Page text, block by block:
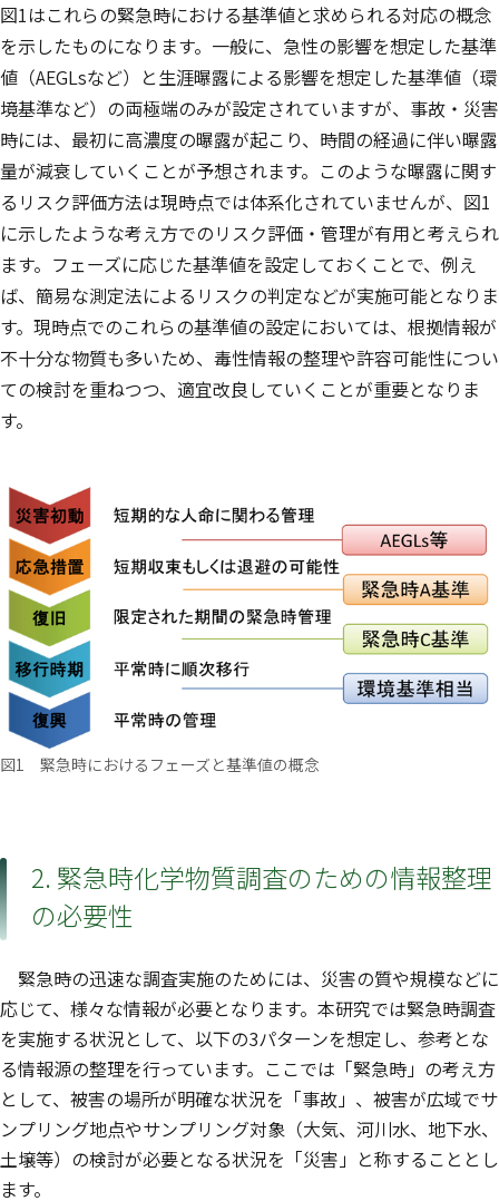
図1はこれらの緊急時における基準値と求められる対応の概念
を示したものになります。一般に、急性の影響を想定した基準
値（AEGLsなど）と生涯曝露による影響を想定した基準値（環
境基準など）の両極端のみが設定されていますが、事故・災害
時には、最初に高濃度の曝露が起こり、時間の経過に伴い曝露
量が減衰していくことが予想されます。このような曝露に関す
るリスク評価方法は現時点では体系化されていませんが、図1
に示したような考え方でのリスク評価・管理が有用と考えられ
ます。フェーズに応じた基準値を設定しておくことで、例え
ば、簡易な測定法によるリスクの判定などが実施可能となりま
す。現時点でのこれらの基準値の設定においては、根拠情報が
不十分な物質も多いため、毒性情報の整理や許容可能性につい
ての検討を重ねつつ、適宜改良していくことが重要となりま
す。
図1 緊急時におけるフェーズと基準値の概念
2. 緊急時化学物質調査のための情報整理
の必要性
緊急時の迅速な調査実施のためには、災害の質や規模などに
応じて、様々な情報が必要となります。本研究では緊急時調査
を実施する状況として、以下の3パターンを想定し、参考とな
る情報源の整理を行っています。ここでは「緊急時」の考え方
として、被害の場所が明確な状況を「事故」、被害が広域でサ
ンプリング地点やサンプリング対象（大気、河川水、地下水、
土壌等）の検討が必要となる状況を「災害」と称することとし
ます。